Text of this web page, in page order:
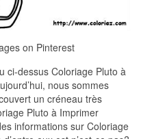
on Pinterest
ci-dessus Coloriage Pluto à
nous sommes
un créneau très
Pluto à Imprimer
informations sur Coloriage